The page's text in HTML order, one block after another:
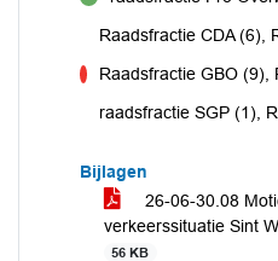
Raadsfractie CDA (6),
Raadsfractie GBO (9),
raadsfractie SGP (1),
Bijlagen
26-06-30.08
verkeerssituatie Sint
56 KB